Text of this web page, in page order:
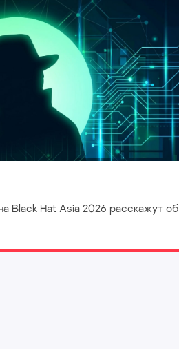
Black Hat Asia 2026 расскажут об